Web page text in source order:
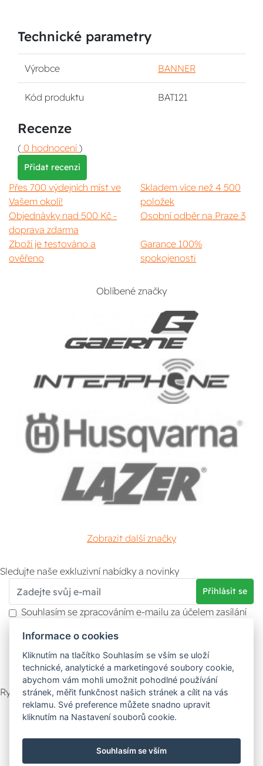
Technické parametry
Výrobce BANNER
Kód produktu BAT121
Recenze
( 0 hodnocení )
Přidat recenzi
Přes 700 výdejních míst ve
Vašem okolí!
Skladem více než 4 500
položek
Objednávky nad 500 Kč -
doprava zdarma
Osobní odběr na Praze 3
Zboží je testováno a
ověřeno
Garance 100%
spokojenosti
Oblíbené značky
Zobrazit další značky
Sledujte naše exkluzivní nabídky a novinky
Přihlásit se
Souhlasím se zpracováním e-mailu za účelem zasílání
Více informací naleznete v
údajů . Souhlas můžete kdykoliv odvolat.
Rychlý kontakt
Zákaznický servis Vyzvednutí zboží
Informace o cookies
Kliknutím na tlačítko Souhlasím se vším se uloží
technické, analytické a marketingové soubory cookie,
abychom vám mohli umožnit pohodlné používání
stránek, měřit funkčnost našich stránek a cílit na vás
reklamu. Své preference můžete snadno upravit
kliknutím na Nastavení souborů cookie.
Souhlasím se vším